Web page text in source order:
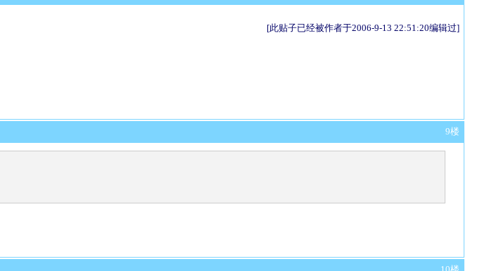
[此贴子已经被作者于2006-9-13 22:51:20编辑过]
9楼